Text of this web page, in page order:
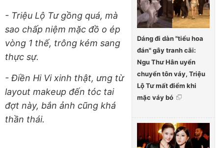
Dáng đi dàn "tiểu hoa
đán" gây tranh cãi:
Ngu Thư Hân uyển
chuyển tôn váy, Triệu
Lộ Tư mất điểm khi
mặc váy bó
- Triệu Lộ Tư gồng quá, mà
sao chấp niệm mặc đồ o ép
vòng 1 thế, trông kém sang
thực sự.
- Điền Hi Vi xinh thật, ưng từ
layout makeup đến tóc tai
đợt này, bắn ảnh cũng khá
thần thái.